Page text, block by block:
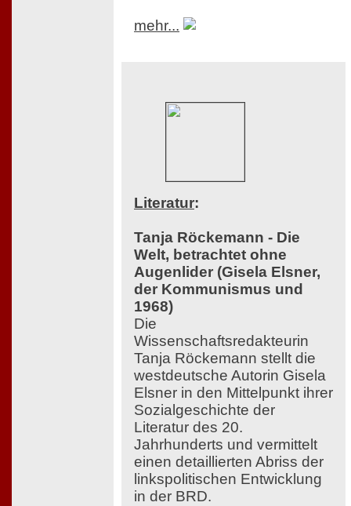
mehr...
Literatur:
Tanja Röckemann - Die
Welt, betrachtet ohne
Augenlider (Gisela Elsner,
der Kommunismus und
1968)
Die
Wissenschaftsredakteurin
Tanja Röckemann stellt die
westdeutsche Autorin Gisela
Elsner in den Mittelpunkt ihrer
Sozialgeschichte der
Literatur des 20.
Jahrhunderts und vermittelt
einen detaillierten Abriss der
linkspolitischen Entwicklung
in der BRD.